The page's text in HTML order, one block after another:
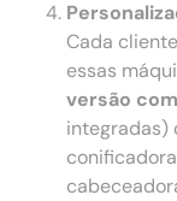
Cada
essas
versão
integradas)